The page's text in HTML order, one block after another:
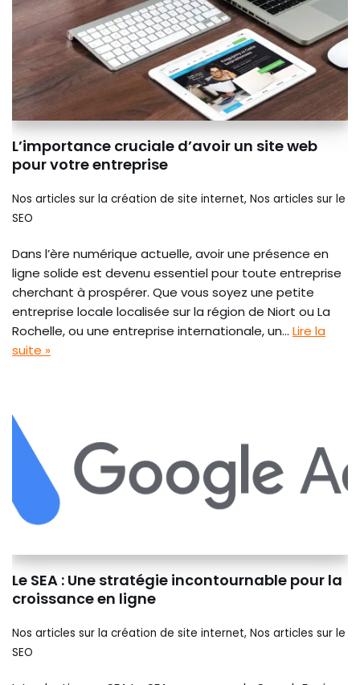
L’importance cruciale d’avoir un site web
pour votre entreprise
Nos articles sur la création de site internet, Nos articles sur le
SEO
Dans l’ère numérique actuelle, avoir une présence en
ligne solide est devenu essentiel pour toute entreprise
cherchant à prospérer. Que vous soyez une petite
entreprise locale localisée sur la région de Niort ou La
Rochelle, ou une entreprise internationale, un… Lire la
suite »
Le SEA : Une stratégie incontournable pour la
croissance en ligne
Nos articles sur la création de site internet, Nos articles sur le
SEO